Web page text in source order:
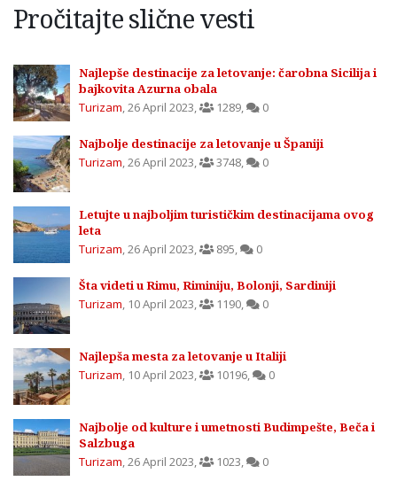
Pročitajte slične vesti
Najlepše destinacije za letovanje: čarobna Sicilija i
bajkovita Azurna obala
Turizam,26 April 2023, 1289, 0
Najbolje destinacije za letovanje u Španiji
Turizam,26 April 2023, 3748, 0
Letujte u najboljim turističkim destinacijama ovog
leta
Turizam,26 April 2023, 895, 0
Šta videti u Rimu, Riminiju, Bolonji, Sardiniji
Turizam, 10 April 2023, 1190, 0
Najlepša mesta za letovanje u Italiji
Turizam, 10 April 2023, 10196, 0
Najbolje od kulture i umetnosti Budimpešte, Beča i
Salzbuga
Turizam,26 April 2023, 1023, 0